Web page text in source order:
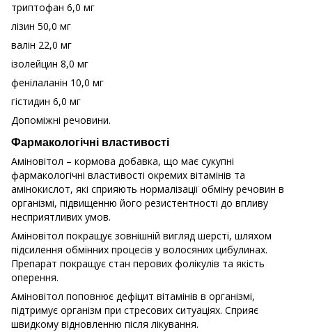
триптофан 6,0 мг
лізин 50,0 мг
валін 22,0 мг
ізолейцин 8,0 мг
фенілаланін 10,0 мг
гістидин 6,0 мг
Допоміжні речовини.
Фармакологічні властивості
Аміновітол – кормова добавка, що має сукупні
фармакологічні властивості окремих вітамінів та
амінокислот, які сприяють нормалізації обміну речовин в
організмі, підвищенню його резистентності до впливу
несприятливих умов.
Аміновітол покращує зовнішній вигляд шерсті, шляхом
підсилення обмінних процесів у волосяних цибулинах.
Препарат покращує стан перових фолікулів та якість
оперення.
Аміновітол поповнює дефіцит вітамінів в організмі,
підтримує організм при стресових ситуаціях. Сприяє
швидкому відновленню після лікування.